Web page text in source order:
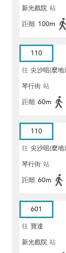
新光戲院 站
距離 100m
110
往 尖沙咀(麼地
琴行街 站
距離 60m
110
往 尖沙咀(麼地
琴行街 站
距離 60m
601
往 寶達
新光戲院 站